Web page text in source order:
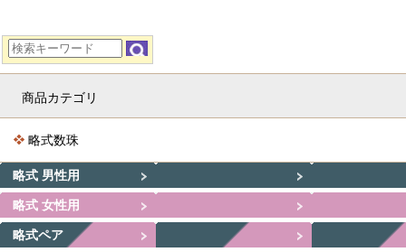
商品カテゴリ
略式数珠
略式 男性用
略式 女性用
略式ペア